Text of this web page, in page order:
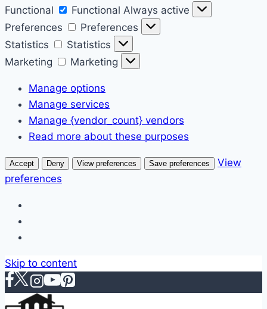
Functional
Functional Always active
Preferences
Preferences
Statistics
Statistics
Marketing
Marketing
Manage options
Manage services
Manage {vendor_count} vendors
Read more about these purposes
Accept Deny View preferences Save preferences
View
preferences
Skip to content